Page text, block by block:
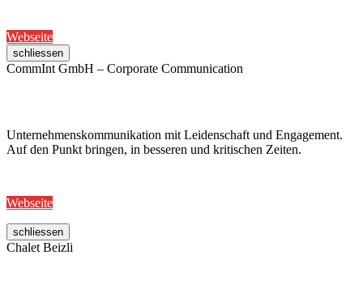
Webseite
schliessen
CommInt GmbH – Corporate Communication
Unternehmenskommunikation mit Leidenschaft und Engagement.
Auf den Punkt bringen, in besseren und kritischen Zeiten.
Webseite
schliessen
Chalet Beizli